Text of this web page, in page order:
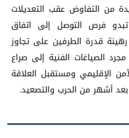
من التفاوض عقب التعديلات
فرص التوصل إلى اتفاق
قدرة الطرفين على تجاوز
الصياغات الفنية إلى صراع
الإقليمي ومستقبل العلاقة
أشهر من الحرب والتصعيد.